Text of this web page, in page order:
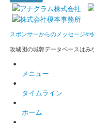
販売終了
鶴ケ城（会津
限定版 竹に二羽飛び雀
会津若松城 御
スポンサーからのメッセージや
攻城団の城郭データベースはみ
メニュー
タイムライン
ホーム